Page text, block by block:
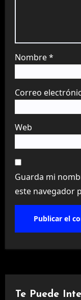
Nombre*
Correo
Web
Guarda mi
este navegador
Te Puede